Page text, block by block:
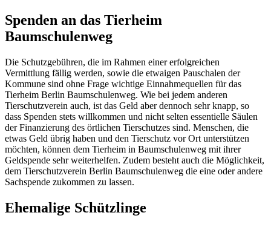
Spenden an das Tierheim
Baumschulenweg
Die Schutzgebühren, die im Rahmen einer erfolgreichen
Vermittlung fällig werden, sowie die etwaigen Pauschalen der
Kommune sind ohne Frage wichtige Einnahmequellen für das
Tierheim Berlin Baumschulenweg. Wie bei jedem anderen
Tierschutzverein auch, ist das Geld aber dennoch sehr knapp, so
dass Spenden stets willkommen und nicht selten essentielle Säulen
der Finanzierung des örtlichen Tierschutzes sind. Menschen, die
etwas Geld übrig haben und den Tierschutz vor Ort unterstützen
möchten, können dem Tierheim in Baumschulenweg mit ihrer
Geldspende sehr weiterhelfen. Zudem besteht auch die Möglichkeit,
dem Tierschutzverein Berlin Baumschulenweg die eine oder andere
Sachspende zukommen zu lassen.
Ehemalige Schützlinge